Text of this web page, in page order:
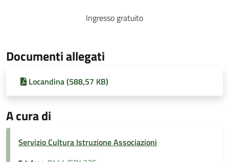
Ingresso gratuito
Documenti allegati
Locandina (588,57 KB)
A cura di
Servizio Cultura Istruzione Associazioni